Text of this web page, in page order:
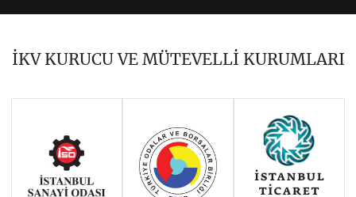
2022 2021 2020
İKV KURUCU VE MÜTEVELLİ KURUMLARI